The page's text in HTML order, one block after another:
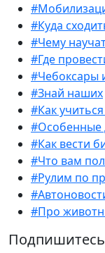
#Куда
#Чему
#Где
#Чебоксары
#Знай наших
#Как
#Особенные
#Как вести
#Что вам
#Рулим по
#Про
Подпишитесь